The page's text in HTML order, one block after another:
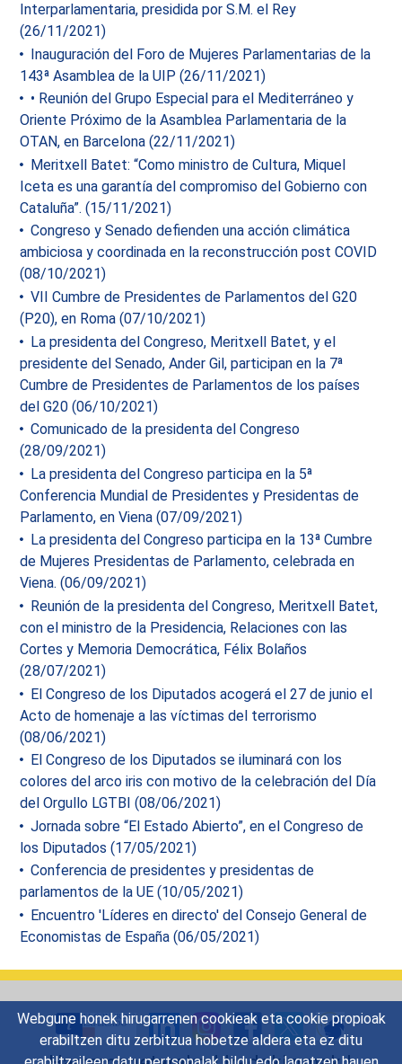
Webgune honek hirugarrenen cookieak eta cookie propioak
erabiltzen ditu zerbitzua hobetze aldera eta ez ditu
Interparlamentaria, presidida por S.M. el Rey
(26/11/2021)
Inauguración del Foro de Mujeres Parlamentarias de la
143ª Asamblea de la UIP (26/11/2021)
• Reunión del Grupo Especial para el Mediterráneo y
Oriente Próximo de la Asamblea Parlamentaria de la
OTAN, en Barcelona (22/11/2021)
Meritxell Batet: “Como ministro de Cultura, Miquel
Iceta es una garantía del compromiso del Gobierno con
Cataluña”. (15/11/2021)
Congreso y Senado defienden una acción climática
ambiciosa y coordinada en la reconstrucción post COVID
(08/10/2021)
VII Cumbre de Presidentes de Parlamentos del G20
(P20), en Roma (07/10/2021)
La presidenta del Congreso, Meritxell Batet, y el
presidente del Senado, Ander Gil, participan en la 7ª
Cumbre de Presidentes de Parlamentos de los países
del G20 (06/10/2021)
Comunicado de la presidenta del Congreso
(28/09/2021)
La presidenta del Congreso participa en la 5ª
Conferencia Mundial de Presidentes y Presidentas de
Parlamento, en Viena (07/09/2021)
La presidenta del Congreso participa en la 13ª Cumbre
de Mujeres Presidentas de Parlamento, celebrada en
Viena. (06/09/2021)
Reunión de la presidenta del Congreso, Meritxell Batet,
con el ministro de la Presidencia, Relaciones con las
Cortes y Memoria Democrática, Félix Bolaños
(28/07/2021)
El Congreso de los Diputados acogerá el 27 de junio el
Acto de homenaje a las víctimas del terrorismo
(08/06/2021)
El Congreso de los Diputados se iluminará con los
colores del arco iris con motivo de la celebración del Día
del Orgullo LGTBI (08/06/2021)
Jornada sobre “El Estado Abierto”, en el Congreso de
los Diputados (17/05/2021)
Conferencia de presidentes y presidentas de
parlamentos de la UE (10/05/2021)
Encuentro 'Líderes en directo' del Consejo General de
Economistas de España (06/05/2021)